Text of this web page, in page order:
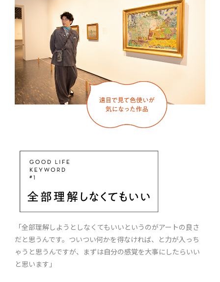
「全部理解しようとしなくてもいいというのがアートの良さ
だと思うんです。ついつい何かを得なければ、と力が入っち
ゃうと思うんですが、まずは自分の感覚を大事にしたらいい
と思います」